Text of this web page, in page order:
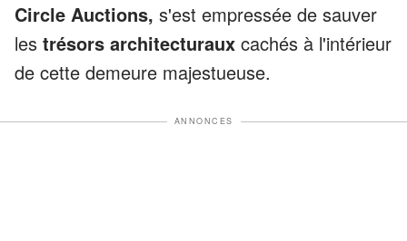
Circle Auctions, s'est empressée de sauver
les trésors architecturaux cachés à l'intérieur
de cette demeure majestueuse.
ANNONCES